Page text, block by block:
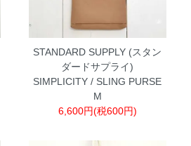
STANDARD SUPPLY (スタン
ダードサプライ)
SIMPLICITY / SLING PURSE
M
6,600円(税600円)